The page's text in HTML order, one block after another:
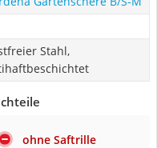
Stahl,
ohne Saftrille